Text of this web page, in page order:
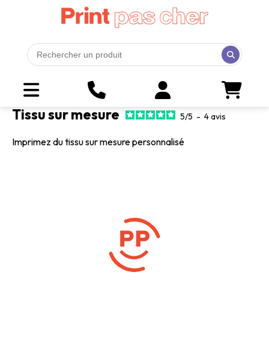
Tissu sur mesure 5/5 - 4avis
Imprimez du tissu sur mesure personnalisé